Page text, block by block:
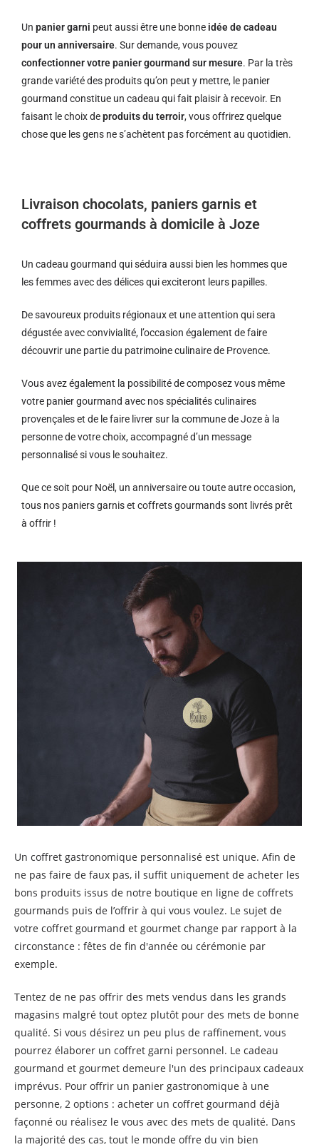
Un panier garni peut aussi être une bonne idée de cadeau
pour un anniversaire. Sur demande, vous pouvez
confectionner votre panier gourmand sur mesure. Par la très
grande variété des produits qu’on peut y mettre, le panier
gourmand constitue un cadeau qui fait plaisir à recevoir. En
faisant le choix deproduits du terroir, vous offrirez quelque
chose que les gens ne s’achètent pas forcément au quotidien.
Livraison chocolats, paniers garnis et
coffrets gourmands à domicile à Joze
Un cadeau gourmand qui séduira aussi bien les hommes que
les femmes avec des délices qui exciteront leurs papilles.
De savoureux produits régionaux et une attention qui sera
dégustée avec convivialité, l’occasion également de faire
découvrir une partie du patrimoine culinaire de Provence.
Vous avez également la possibilité de composez vous même
votre panier gourmand avec nos spécialités culinaires
provençales et de le faire livrer sur la commune de Joze à la
personne de votre choix, accompagné d’un message
personnalisé si vous le souhaitez.
Que ce soit pour Noël, un anniversaire ou toute autre occasion,
tous nos paniers garnis et coffrets gourmands sont livrés prêt
à offrir !
Un coffret gastronomique personnalisé est unique. Afin de
ne pas faire de faux pas, il suffit uniquement de acheter les
bons produits issus de notre boutique en ligne de coffrets
gourmands puis de l’offrir à qui vous voulez. Le sujet de
votre coffret gourmand et gourmet change par rapport à la
circonstance : fêtes de fin d'année ou cérémonie par
exemple.
Tentez de ne pas offrir des mets vendus dans les grands
magasins malgré tout optez plutôt pour des mets de bonne
qualité. Si vous désirez un peu plus de raffinement, vous
pourrez élaborer un coffret garni personnel. Le cadeau
gourmand et gourmet demeure l'un des principaux cadeaux
imprévus. Pour offrir un panier gastronomique à une
personne, 2 options : acheter un coffret gourmand déjà
façonné ou réalisez le vous avec des mets de qualité. Dans
la majorité des cas, tout le monde offre du vin bien